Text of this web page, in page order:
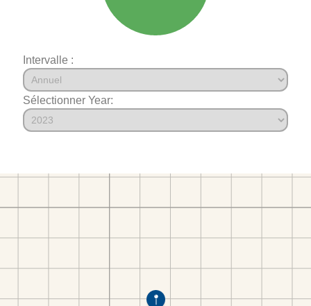
Intervalle :
Sélectionner Year: